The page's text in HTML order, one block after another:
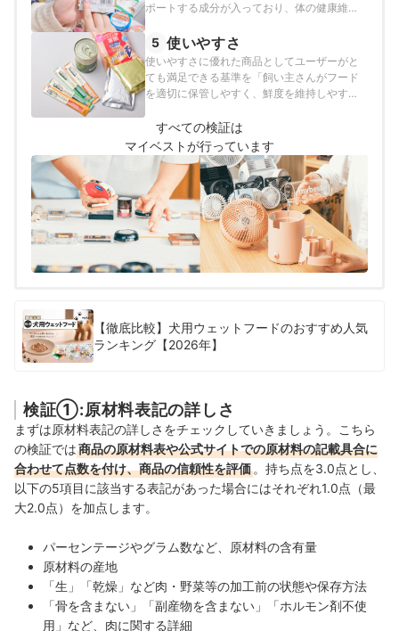
ポートする成分が入っており、体の健康維持
検証を行いました。フードに含まれる健康サ
ポート成分は症状の治療や病気の予防に効果
があるものではなく、あくまで健康的な状態
の維持に期待できるとされているものです。
し、適切な治療・投薬を行うことをおすすめ
します。
5 使いやすさ
使いやすさに優れた商品としてユーザーがと
ても満足できる基準を「飼い主さんがフード
を適切に保管しやすく、鮮度を維持しやすい
いました。
すべての検証は
マイベストが行っています
【徹底比較】犬用ウェットフードのおすすめ人気
ランキング【2026年】
検証①:原材料表記の詳しさ
まずは原材料表記の詳しさをチェックしていきましょう。こちら
の検証では商品の原材料表や公式サイトでの原材料の記載具合に
合わせて点数を付け、商品の信頼性を評価 。持ち点を3.0点とし、
以下の5項目に該当する表記があった場合にはそれぞれ1.0点（最
大2.0点）を加点します。
パーセンテージやグラム数など、原材料の含有量
原材料の産地
「生」「乾燥」など肉・野菜等の加工前の状態や保存方法
「骨を含まない」「副産物を含まない」「ホルモン剤不使
用」など、肉に関する詳細